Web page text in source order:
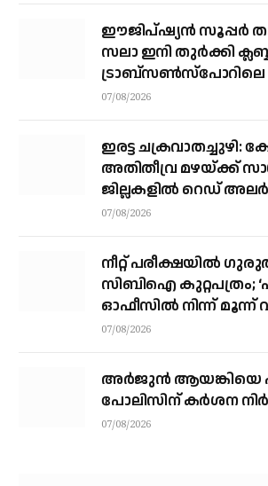
ഈജിപ്ഷ്യന്‍ സൂപ്പര്‍
സലാ ഇനി തുര്‍ക്കി
ട്രാബ്‌സണ്‍സ്‌പോറിലെ
അവസാനഘട്ടത്തില്‍
07/08/2026
ഇരട്ട ചക്രവാതച്ചുഴി:
അതിതീവ്ര മഴയ്ക്ക്
ജില്ലകളില്‍ റെഡ്
07/08/2026
നീറ്റ് പരീക്ഷയില്‍
സിബിഐ കുറ്റപത്രം;
ഓഫീസില്‍ നിന്ന് മൂന്ന്
വിവിധ
07/08/2026
അര്‍ജുന്‍ ആയങ്കിയെ
പോലിസിന് കര്‍ശന
07/08/2026